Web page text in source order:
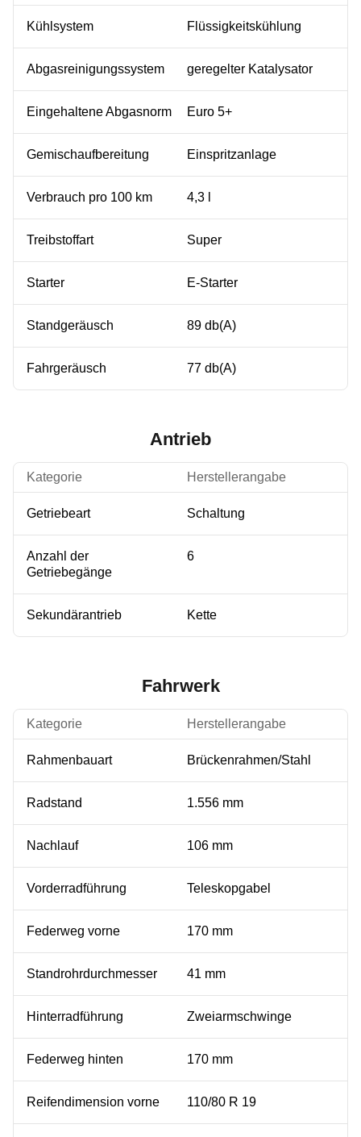
Kühlsystem Flüssigkeitskühlung
Abgasreinigungssystem geregelter Katalysator
Eingehaltene Abgasnorm Euro 5+
Gemischaufbereitung Einspritzanlage
Verbrauch pro 100 km 4,3 l
Treibstoffart Super
Starter E-Starter
Standgeräusch 89 db(A)
Fahrgeräusch 77 db(A)
Antrieb
Kategorie Herstellerangabe
Getriebeart Schaltung
Anzahl der
Getriebegänge
6
Sekundärantrieb Kette
Fahrwerk
Kategorie Herstellerangabe
Rahmenbauart Brückenrahmen/Stahl
Radstand 1.556 mm
Nachlauf 106 mm
Vorderradführung Teleskopgabel
Federweg vorne 170 mm
Standrohrdurchmesser 41 mm
Hinterradführung Zweiarmschwinge
Federweg hinten 170 mm
Reifendimension vorne 110/80 R 19